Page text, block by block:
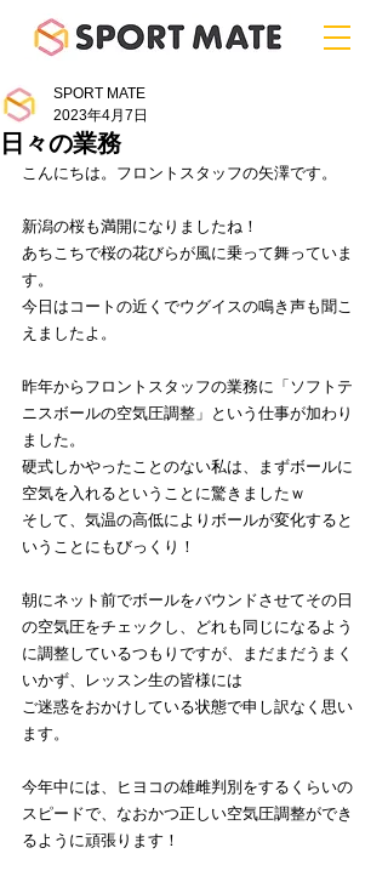
日々の業務
SPORT MATE
2023年4月7日
こんにちは。フロントスタッフの矢澤です。
新潟の桜も満開になりましたね！
あちこちで桜の花びらが風に乗って舞っていま
す。
今日はコートの近くでウグイスの鳴き声も聞こ
えましたよ。
昨年からフロントスタッフの業務に「ソフトテ
ニスボールの空気圧調整」という仕事が加わり
ました。
硬式しかやったことのない私は、まずボールに
空気を入れるということに驚きましたｗ
そして、気温の高低によりボールが変化すると
いうことにもびっくり！
朝にネット前でボールをバウンドさせてその日
の空気圧をチェックし、どれも同じになるよう
に調整しているつもりですが、まだまだうまく
いかず、レッスン生の皆様には
ご迷惑をおかけしている状態で申し訳なく思い
ます。
今年中には、ヒヨコの雄雌判別をするくらいの
スピードで、なおかつ正しい空気圧調整ができ
るように頑張ります！